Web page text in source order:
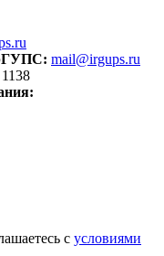
mail@irgups.ru
с условиями